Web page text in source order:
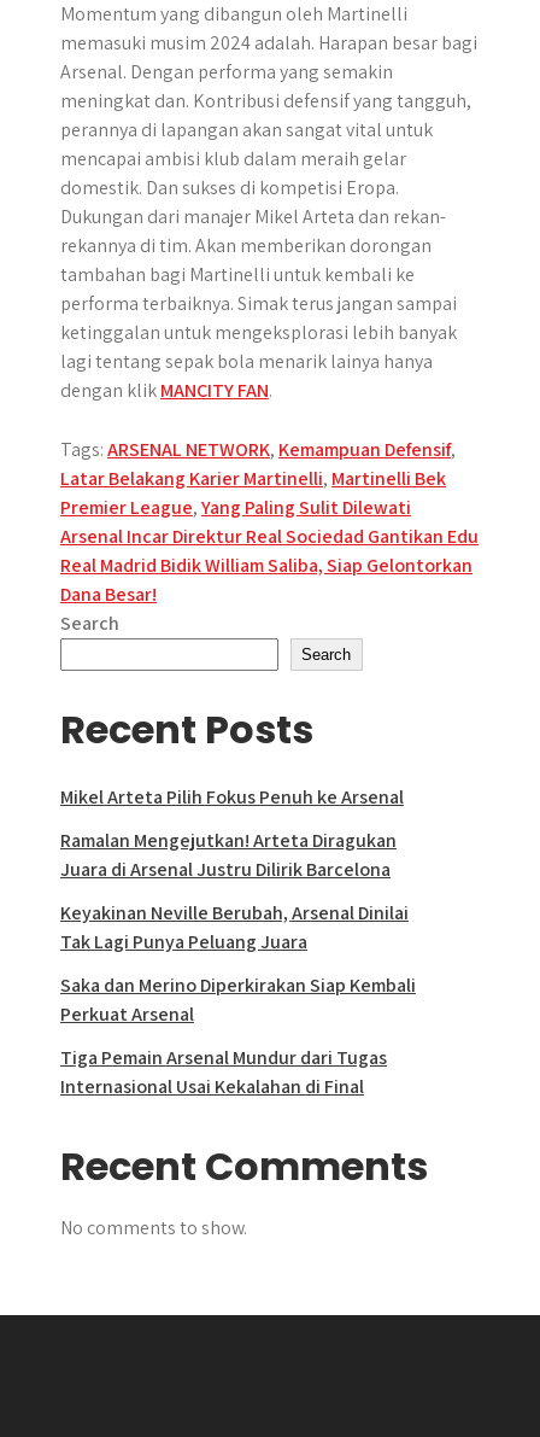
Momentum yang dibangun oleh Martinelli
memasuki musim 2024 adalah. Harapan besar bagi
Arsenal. ​Dengan performa yang semakin
meningkat dan. Kontribusi defensif yang tangguh,
perannya di lapangan akan sangat vital untuk
mencapai ambisi klub dalam meraih gelar
domestik. Dan sukses di kompetisi Eropa.​
Dukungan dari manajer Mikel Arteta dan rekan-
rekannya di tim. Akan memberikan dorongan
tambahan bagi Martinelli untuk kembali ke
performa terbaiknya. Simak terus jangan sampai
ketinggalan untuk mengeksplorasi lebih banyak
lagi tentang sepak bola menarik lainya hanya
dengan klikMANCITY FAN.
Tags:ARSENAL NETWORK, Kemampuan Defensif,
Latar Belakang Karier Martinelli, Martinelli Bek
Premier League,Yang Paling Sulit Dilewati
Post
navigation
Arsenal Incar Direktur Real Sociedad Gantikan Edu
Real Madrid Bidik William Saliba, Siap Gelontorkan
Dana Besar!
Search
Search
Recent Posts
Mikel Arteta Pilih Fokus Penuh ke Arsenal
Ramalan Mengejutkan! Arteta Diragukan
Juara di Arsenal Justru Dilirik Barcelona
Keyakinan Neville Berubah, Arsenal Dinilai
Tak Lagi Punya Peluang Juara
Saka dan Merino Diperkirakan Siap Kembali
Perkuat Arsenal
Tiga Pemain Arsenal Mundur dari Tugas
Internasional Usai Kekalahan di Final
Recent Comments
No comments to show.